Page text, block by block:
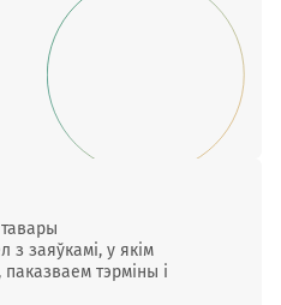
тавары
з заяўкамі, у якім
тэрміны і